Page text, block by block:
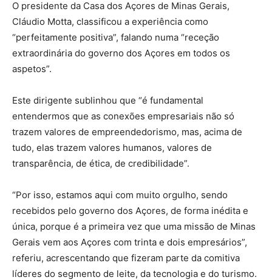
O presidente da Casa dos Açores de Minas Gerais,
Cláudio Motta, classificou a experiência como
“perfeitamente positiva”, falando numa “receção
extraordinária do governo dos Açores em todos os
aspetos”.
Este dirigente sublinhou que “é fundamental
entendermos que as conexões empresariais não só
trazem valores de empreendedorismo, mas, acima de
tudo, elas trazem valores humanos, valores de
transparência, de ética, de credibilidade”.
“Por isso, estamos aqui com muito orgulho, sendo
recebidos pelo governo dos Açores, de forma inédita e
única, porque é a primeira vez que uma missão de Minas
Gerais vem aos Açores com trinta e dois empresários”,
referiu, acrescentando que fizeram parte da comitiva
líderes do segmento de leite, da tecnologia e do turismo.